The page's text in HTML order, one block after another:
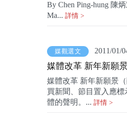
By Chen Ping-hung 陳
Ma... 詳情 >
媒觀選文 2011/01/
媒體改革 新年新願
媒體改革 新年新願景
買新聞、節目置入應
體的聲明。... 詳情 >